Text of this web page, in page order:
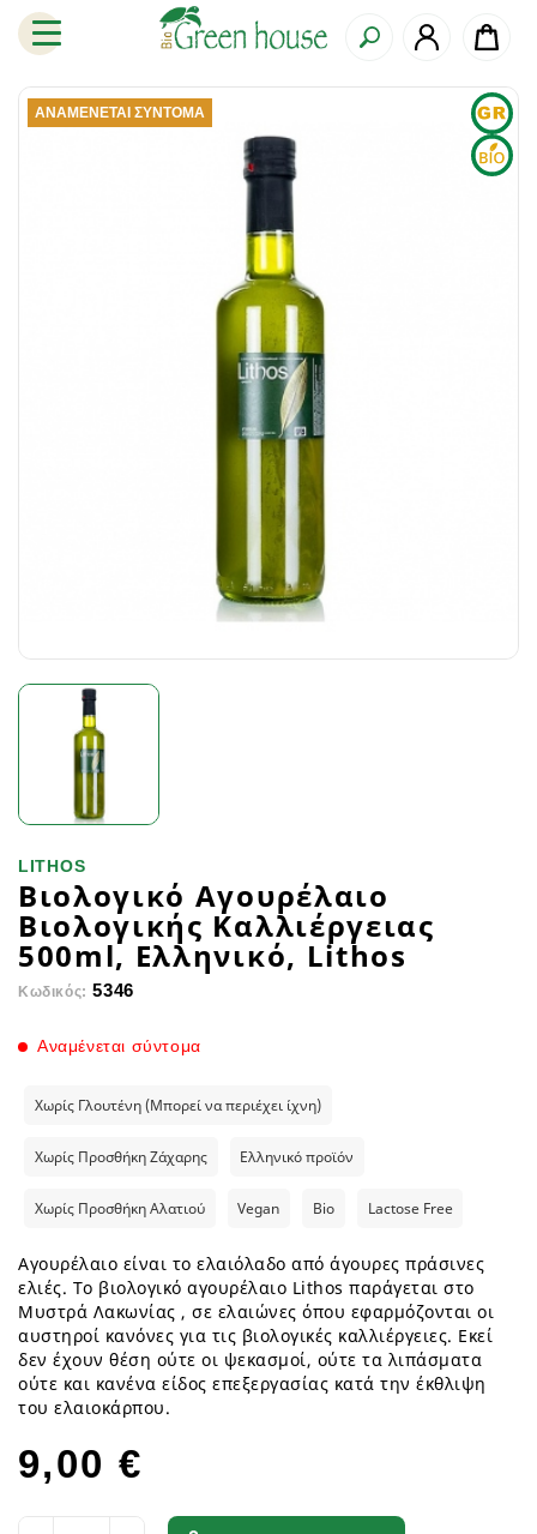
ΑΝΑΜΈΝΕΤΑΙ ΣΎΝΤΟΜΑ
LITHOS
Βιολογικό Αγουρέλαιο
Bιολογικής Καλλιέργειας
500ml, Ελληνικό, Lithos
Κωδικός: 5346
Αναμένεται σύντομα
Χωρίς Γλουτένη (Μπορεί να περιέχει ίχνη)
Χωρίς Προσθήκη Ζάχαρης Ελληνικό προϊόν
Χωρίς Προσθήκη Αλατιού Vegan Bio Lactose Free
Αγουρέλαιο είναι το ελαιόλαδο από άγουρες πράσινες
ελιές. Το βιολογικό αγουρέλαιο Lithos παράγεται στο
Μυστρά Λακωνίας , σε ελαιώνες όπου εφαρμόζονται οι
αυστηροί κανόνες για τις βιολογικές καλλιέργειες. Εκεί
δεν έχουν θέση ούτε οι ψεκασμοί, ούτε τα λιπάσματα
ούτε και κανένα είδος επεξεργασίας κατά την έκθλιψη
του ελαιοκάρπου.
9,00 €